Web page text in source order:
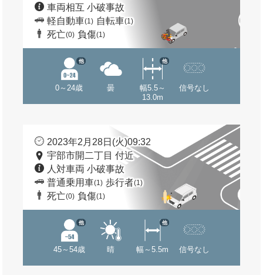
車両相互 小破事故
軽自動車(1) 自転車(1)
死亡(0) 負傷(1)
0～24歳
他
曇
幅5.5～
13.0m
他
信号なし
2023年2月28日(火)09:32
宇部市開二丁目 付近
人対車両 小破事故
普通乗用車(1) 歩行者(1)
死亡(0) 負傷(1)
45～54歳
他
晴 幅～5.5m
他
信号なし